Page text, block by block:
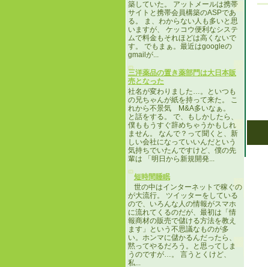
築していた。 アットメールは携帯
サイトと携帯会員構築のASPであ
る。 ま、わからない人も多いと思
いますが、 ケッコウ便利なシステ
ムで料金もそれほどは高くないで
す。 でもまぁ。最近はgoogleの
gmailが...
三洋薬品の置き薬部門は大日本販
売となった
社名が変わりました…。といつも
の兄ちゃんが紙を持って来た。 こ
れから不景気 M&A多いなぁ。
と話をする。 で、もしかしたら、
僕ももうすぐ辞めちゃうかもしれ
ません。 なんで？って聞くと、新
しい会社になっていいんだという
気持ちでいたんですけど、僕の先
輩は 「明日から新規開発...
短時間睡眠
世の中はインターネットで稼ぐの
が大流行。 ツイッターをしている
ので、いろんな人の情報がスマホ
に流れてくるのだが、最初は「情
報商材の販売で儲ける方法を教え
ます」という不思議なものが多
い。ホンマに儲かるんだったら、
黙ってやるだろう。と思ってしま
うのですが…。 言うとくけど、
私...